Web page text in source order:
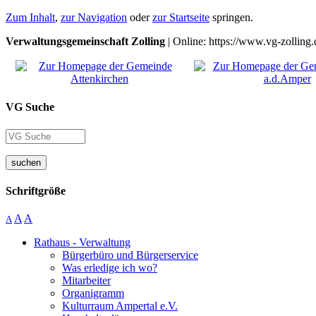
Zum Inhalt, zur Navigation oderzur Startseite springen.
Verwaltungsgemeinschaft Zolling | Online: https://www.vg-
VG Suche
suchen
Schriftgröße
A A A
Rathaus - Verwaltung
Bürgerbüro und Bürgerservice
Was erledige ich wo?
Mitarbeiter
Organigramm
Kulturraum Ampertal e.V.